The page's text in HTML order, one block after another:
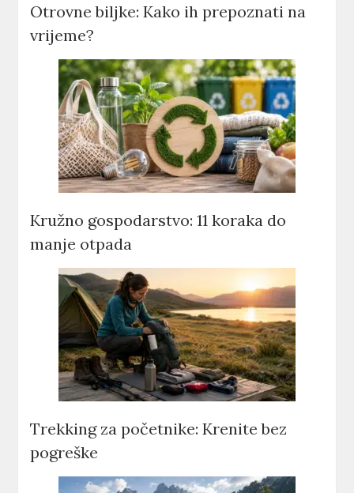
Otrovne biljke: Kako ih prepoznati na
vrijeme?
Kružno gospodarstvo: 11 koraka do
manje otpada
Trekking za početnike: Krenite bez
pogreške